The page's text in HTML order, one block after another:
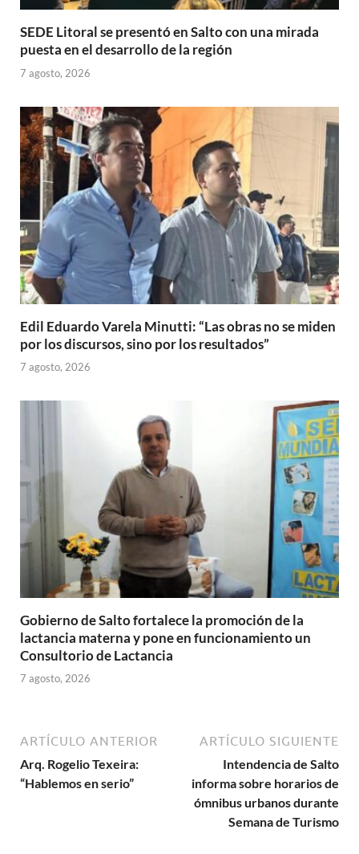
SEDE Litoral se presentó en Salto con una mirada
puesta en el desarrollo de la región
7 agosto, 2026
Edil Eduardo Varela Minutti: “Las obras no se miden
por los discursos, sino por los resultados”
7 agosto, 2026
Gobierno de Salto fortalece la promoción de la
lactancia materna y pone en funcionamiento un
Consultorio de Lactancia
7 agosto, 2026
ARTÍCULO ANTERIOR
Arq. Rogelio Texeira:
“Hablemos en serio”
ARTÍCULO SIGUIENTE
Intendencia de Salto
informa sobre horarios de
ómnibus urbanos durante
Semana de Turismo